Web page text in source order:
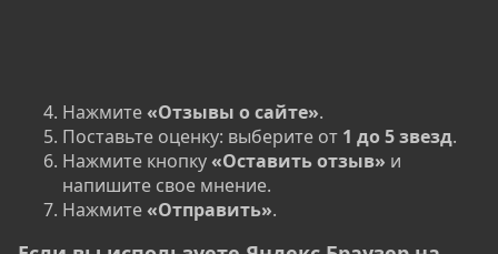
Нажмите«Отзывы о сайте».
Поставьте оценку: выберите от 1 до 5 звезд.
Нажмите кнопку«Оставить отзыв» и
напишите свое мнение.
Нажмите«Отправить».